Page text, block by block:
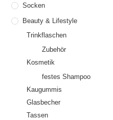
Socken
Beauty & Lifestyle
Trinkflaschen
Zubehör
Kosmetik
festes Shampoo
Kaugummis
Glasbecher
Tassen